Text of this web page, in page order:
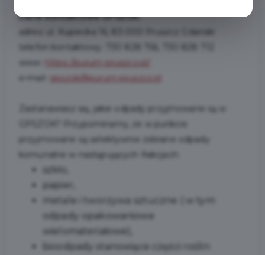
Dane kontaktowe GPSZOK:
https://purum-pruszcz.pl/
e-mail:
gpszok@purum-pruszcz.pl
Zastanawiasz się, jakie odpady przyjmowane są w
GPSZOK? Przypominamy, że w punkcie
przyjmowane są selektywnie zebrane odpady
komunalne w następujących frakcjach:
papier,
metale i tworzywa sztuczne ( w tym
odpady opakowaniowe
wielomateriałowe),
bioodpady stanowiące części roślin